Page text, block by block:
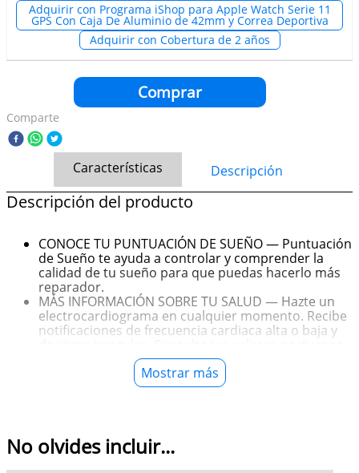
Adquirir con Programa iShop para Apple Watch Serie 11
GPS Con Caja De Aluminio de 42mm y Correa Deportiva
Adquirir con Cobertura de 2 años
Comprar
Comparte
Características Descripción
Descripción del producto
CONOCE TU PUNTUACIÓN DE SUEÑO — Puntuación
de Sueño te ayuda a controlar y comprender la
calidad de tu sueño para que puedas hacerlo más
reparador.
MÁS INFORMACIÓN SOBRE TU SALUD — Hazte un
electrocardiograma en cualquier momento. Recibe
notificaciones de frecuencia cardiaca alta o baja y
con la app Signos Vitales4 y mide tu nivel de
oxígeno en sangre.
DISEÑO IMPACTANTE — El Series 11 es tan cómodo,
UN PODEROSO COMPAÑERO DE ENTRENAMIENTO
Mostrar más
No olvides incluir...